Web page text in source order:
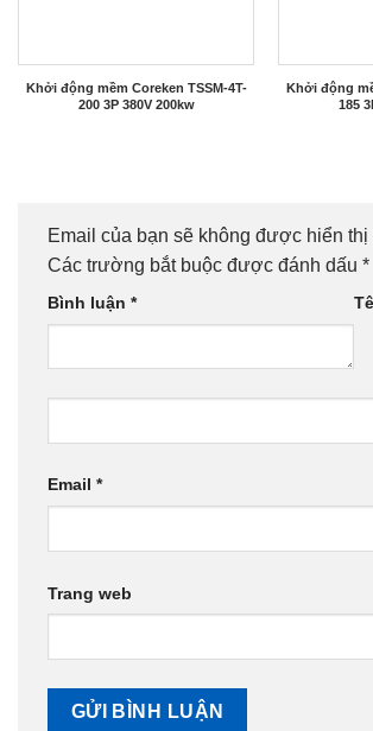
Khởi động mềm Coreken TSSM-4T-
200 3P 380V 200kw
Khởi động
185
Email của bạn sẽ không được hiển thị
Các trường bắt buộc được đánh dấu *
Bình luận *
Email *
Trang web